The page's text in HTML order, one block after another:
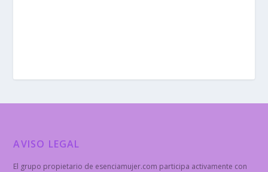
AVISO LEGAL
El grupo propietario de esenciamujer.com participa activamente con